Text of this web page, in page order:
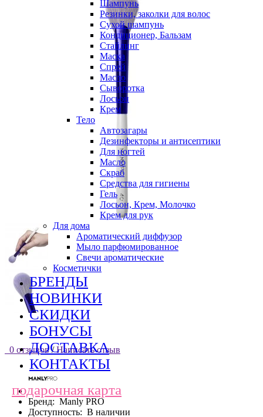
Шампунь
Резинки, заколки для волос
Сухой шампунь
Кондиционер, Бальзам
Стайлинг
Маска
Спрей
Масло
Сыворотка
Лосьон
Крем
Тело
Автозагары
Дезинфекторы и антисептики
Для ногтей
Масло
Скраб
Средства для гигиены
Гель
Лосьон, Крем, Молочко
Крем для рук
Для дома
Ароматический диффузор
Мыло парфюмированное
Свечи ароматические
Косметички
БРЕНДЫ
НОВИНКИ
СКИДКИ
БОНУСЫ
ДОСТАВКА
КОНТАКТЫ
подарочная карта
0 отзывов / Написать отзыв
Бренд: Manly PRO
Доступность: В наличии